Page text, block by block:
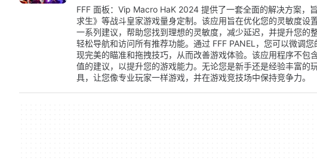
FFF 面板：Vip Macro HaK 2024 提供了一套全面的解决方案，
求生》等战斗皇家游戏量身定制。该应用旨在优化您的灵敏度设
一系列建议，帮助您找到理想的灵敏度，减少延迟，并提升您的
轻松导航和访问所有推荐功能。通过 FFF PANEL，您可以微调
现完美的瞄准和拖拽技巧，从而改善游戏体验。该应用程序不包
值的建议，以提升您的游戏能力。无论您是新手还是经验丰富的
具，让您像专业玩家一样游戏，并在游戏竞技场中保持竞争力。